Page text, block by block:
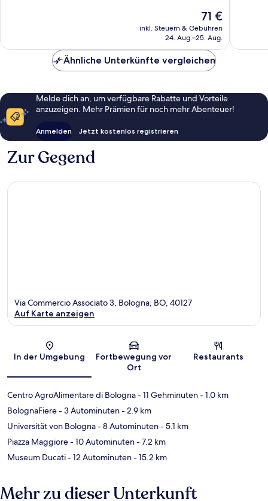
Bewertungen
Der
Preis
beträgt
71 €
inkl. Steuern & Gebühren
24. Aug.–25. Aug.
Ähnliche Unterkünfte vergleichen
Melde dich an, um verfügbare Rabatte und Vorteile
anzuzeigen. Mehr Prämien für noch mehr Abenteuer!
Anmelden Jetzt kostenlos registrieren
Zur Gegend
Karte
Via Commercio Associato 3, Bologna, BO, 40127
Auf Karte anzeigen
In der Umgebung
Fortbewegung vor
Ort
Restaurants
Centro AgroAlimentare di Bologna- 11 Gehminuten- 1.0 km
BolognaFiere- 3 Autominuten- 2.9 km
Universität von Bologna- 8 Autominuten- 5.1 km
Piazza Maggiore- 10 Autominuten- 7.2 km
Museum Ducati- 12 Autominuten- 15.2 km
Mehr zu dieser Unterkunft